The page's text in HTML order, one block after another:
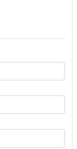
İade ve değişim